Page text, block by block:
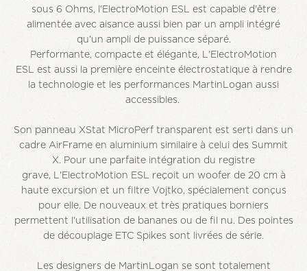
sous 6 Ohms, l'ElectroMotion ESL est capable d'être
alimentée avec aisance aussi bien par un ampli intégré
qu'un ampli de puissance séparé.
Performante, compacte et élégante, L'ElectroMotion
ESL est aussi la première enceinte électrostatique à rendre
la technologie et les performances MartinLogan aussi
accessibles.
Son panneau XStat MicroPerf transparent est serti dans un
cadre AirFrame en aluminium similaire à celui des Summit
X. Pour une parfaite intégration du registre
grave, L'ElectroMotion ESL reçoit un woofer de 20 cm à
haute excursion et un filtre Vojtko, spécialement conçus
pour elle. De nouveaux et très pratiques borniers
permettent l'utilisation de bananes ou de fil nu. Des pointes
de découplage ETC Spikes sont livrées de série.
Les designers de MartinLogan se sont totalement